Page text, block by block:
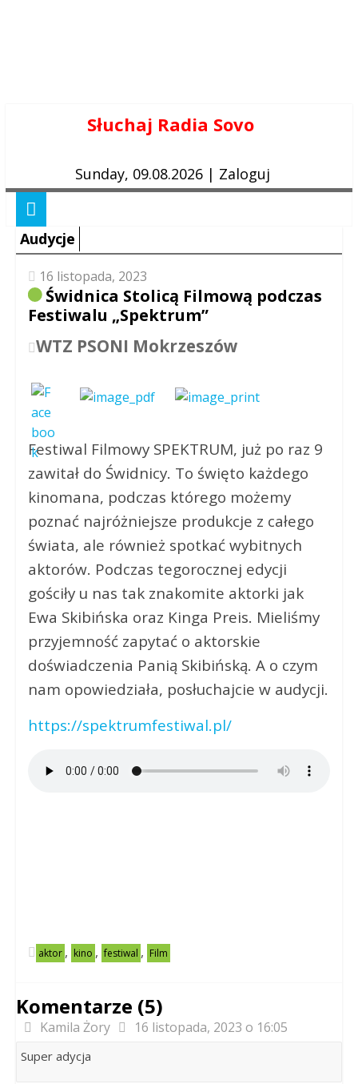
Słuchaj Radia Sovo
Sunday, 09.08.2026 | Zaloguj
Audycje
16 listopada, 2023
Świdnica Stolicą Filmową podczas
Festiwalu „Spektrum”
WTZ PSONI Mokrzeszów
Festiwal Filmowy SPEKTRUM, już po raz 9
zawitał do Świdnicy. To święto każdego
kinomana, podczas którego możemy
poznać najróżniejsze produkcje z całego
świata, ale również spotkać wybitnych
aktorów. Podczas tegorocznej edycji
gościły u nas tak znakomite aktorki jak
Ewa Skibińska oraz Kinga Preis. Mieliśmy
przyjemność zapytać o aktorskie
doświadczenia Panią Skibińską. A o czym
nam opowiedziała, posłuchajcie w audycji.
https://spektrumfestiwal.pl/
aktor , kino , festiwal , Film
Komentarze (5)
Kamila Żory 16 listopada, 2023 o 16:05
Super adycja